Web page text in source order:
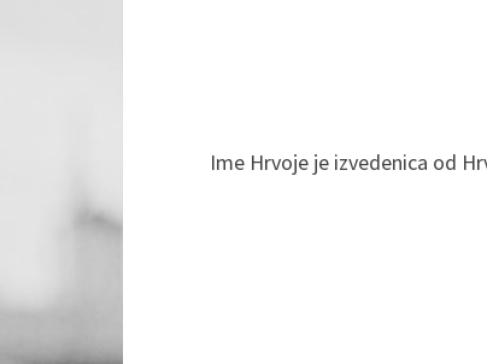
Ime Hrvoje je izvedenica od